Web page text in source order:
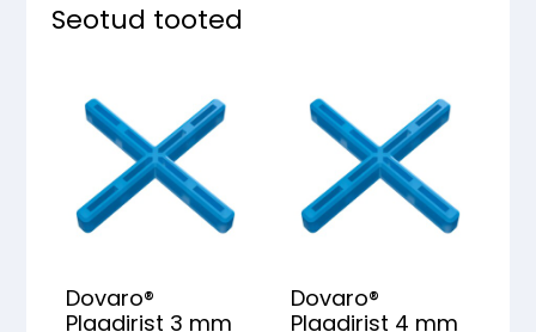
Seotud tooted
Dovaro®
Plaadirist 3 mm
Dovaro®
Plaadirist 4 mm